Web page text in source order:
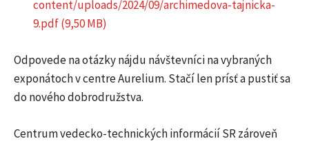
content/uploads/2024/09/archimedova-tajnicka-
9.pdf
Odpovede na otázky nájdu návštevníci na vybraných
exponátoch v centre Aurelium. Stačí len prísť a pustiť sa
do nového dobrodružstva.
Centrum vedecko-technických informácií SR zároveň